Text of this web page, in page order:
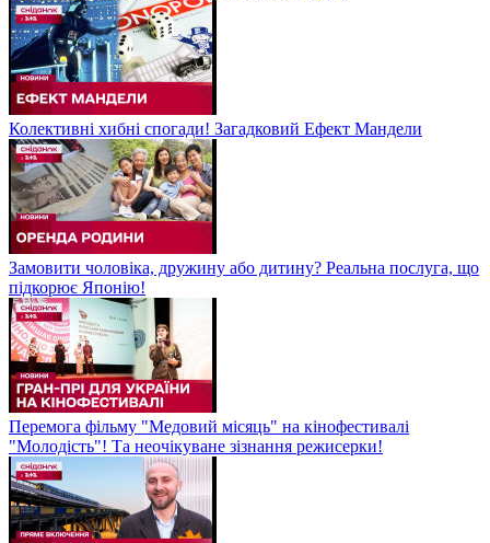
Колективні хибні спогади! Загадковий Ефект Мандели
Замовити чоловіка, дружину або дитину? Реальна послуга, що
підкорює Японію!
Перемога фільму "Медовий місяць" на кінофестивалі
"Молодість"! Та неочікуване зізнання режисерки!